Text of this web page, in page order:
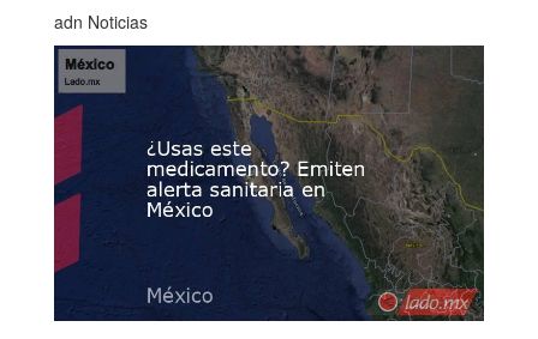
adn Noticias